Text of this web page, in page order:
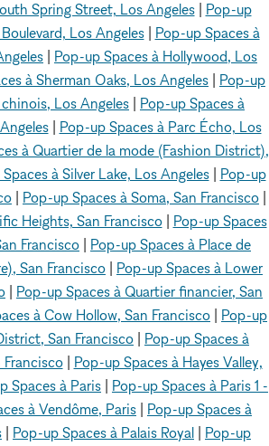
Spring Street, Los Angeles| Pop-up
Los Angeles| Pop-up Spaces à
Pop-up Spaces à Hollywood, Los
à Sherman Oaks, Los Angeles
Pop-up
Los Angeles
Pop-up Spaces à
| Pop-up Spaces à Parc Écho, Los
à Quartier de la mode (Fashion District),
à Silver Lake, Los Angeles| Pop-up
Pop-up Spaces à Soma, San Francisco
Heights, San Francisco| Pop-up Spaces
Francisco
Pop-up Spaces à Place de
San Francisco
Pop-up Spaces à Lower
Pop-up Spaces à Quartier financier, San
à Cow Hollow, San Francisco
Pop-up
San Francisco
Pop-up Spaces à
| Pop-up Spaces à Hayes Valley,
Spaces à Paris
Pop-up Spaces à Paris 1 -
à Vendôme, Paris
Pop-up Spaces à
Pop-up Spaces à Palais Royal
Pop-up